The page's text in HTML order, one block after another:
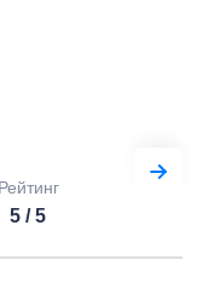
Рейтинг
5 / 5